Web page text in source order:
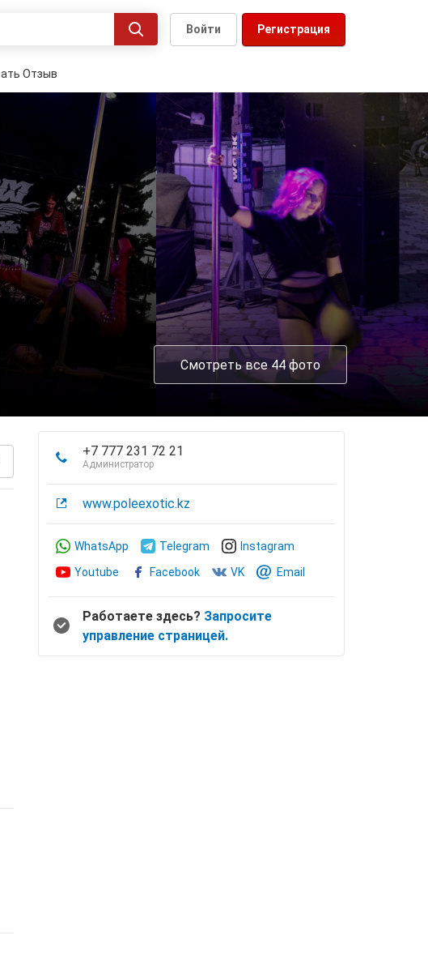
Регистрация
Войти
Отзыв
Смотреть все 44 фото
+7 777 231 72 21
Администратор
www.poleexotic.kz
WhatsApp Telegram Instagram
Youtube Facebook VK Email
Работаете здесь? Запросите
управление страницей.